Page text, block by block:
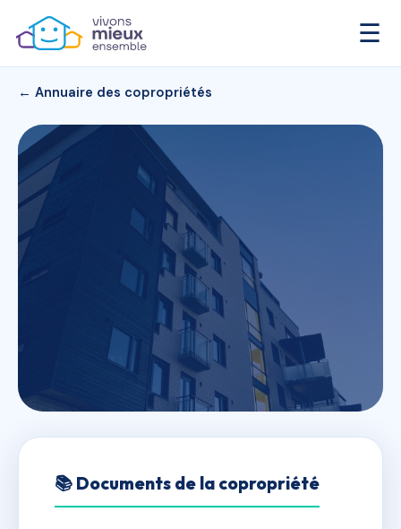
☰
← Annuaire des copropriétés
119-125 RUE HENRY CHERON
📚 Documents de la copropriété